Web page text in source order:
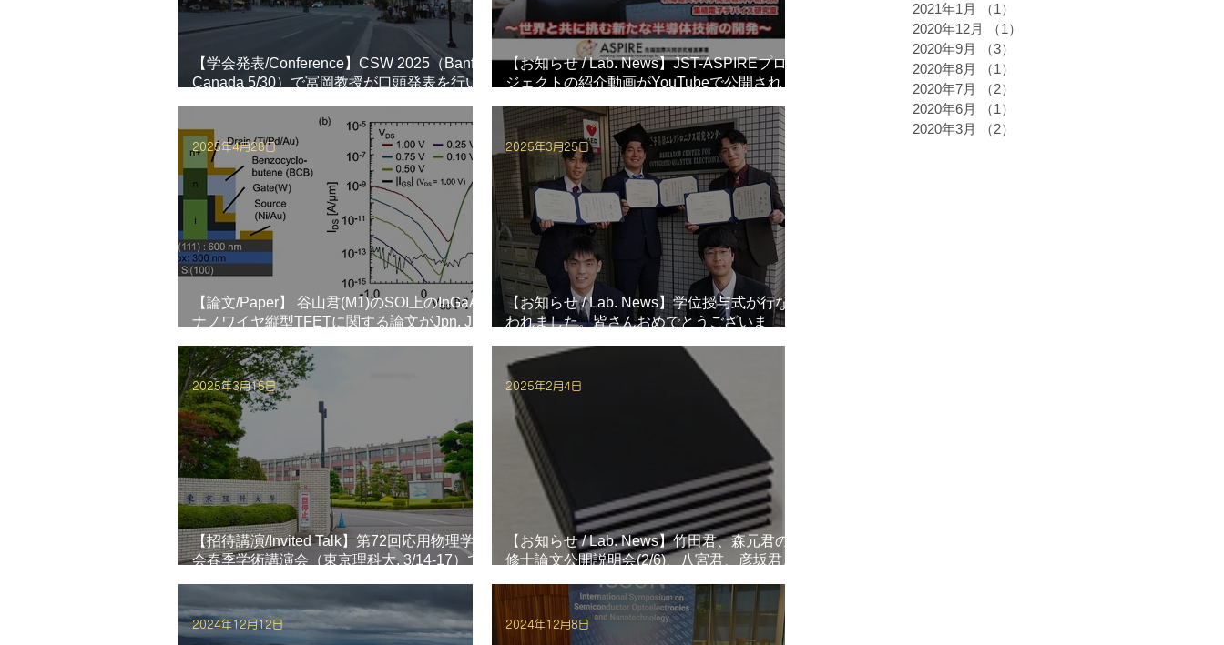
【学会発表/Conference】CSW 2025（Banff,
Canada 5/30）で冨岡教授が口頭発表を行い
【お知らせ / Lab. News】JST-ASPIREプロ
ジェクトの紹介動画がYouTubeで公開されま
【論文/Paper】 谷山君(M1)のSOI上のInGaAs
ナノワイヤ縦型TFETに関する論文がJpn. J.
2025年4月28日
【お知らせ / Lab. News】学位授与式が行な
われました。皆さんおめでとうございま
2025年3月25日
【招待講演/Invited Talk】第72回応用物理学
会春季学術講演会（東京理科大, 3/14-17）で
2025年3月15日
【お知らせ / Lab. News】竹田君、森元君の
修士論文公開説明会(2/6)、八宮君、彦坂君、
されました。
2025年2月4日
2024年12月12日 2024年12月8日
2021年1月
（1）
2020年12月
（1）
2020年9月
（3）
2020年8月
（1）
2020年7月
（2）
2020年6月
（1）
2020年3月
（2）